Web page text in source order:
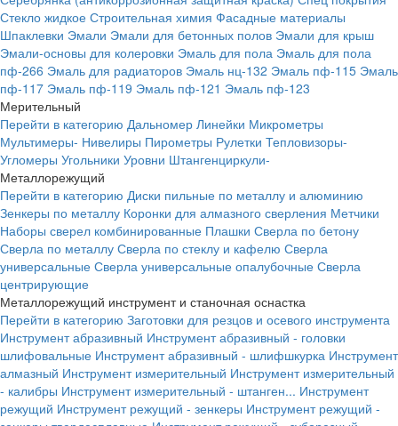
Стекло жидкое Строительная химия Фасадные материалы
Шпаклевки Эмали Эмали для бетонных полов Эмали для крыш
Эмали-основы для колеровки Эмаль для пола Эмаль для пола
пф-266 Эмаль для радиаторов Эмаль нц-132 Эмаль пф-115 Эмаль
пф-117 Эмаль пф-119 Эмаль пф-121 Эмаль пф-123
Мерительный
Перейти в категорию Дальномер Линейки Микрометры
Мультимеры- Нивелиры Пирометры Рулетки Тепловизоры-
Угломеры Угольники Уровни Штангенциркули-
Металлорежущий
Перейти в категорию Диски пильные по металлу и алюминию
Зенкеры по металлу Коронки для алмазного сверления Метчики
Наборы сверел комбинированные Плашки Сверла по бетону
Сверла по металлу Сверла по стеклу и кафелю Сверла
универсальные Сверла универсальные опалубочные Сверла
центрирующие
Металлорежущий инструмент и станочная оснастка
Перейти в категорию Заготовки для резцов и осевого инструмента
Инструмент абразивный Инструмент абразивный - головки
шлифовальные Инструмент абразивный - шлифшкурка Инструмент
алмазный Инструмент измерительный Инструмент измерительный
- калибры Инструмент измерительный - штанген... Инструмент
режущий Инструмент режущий - зенкеры Инструмент режущий -